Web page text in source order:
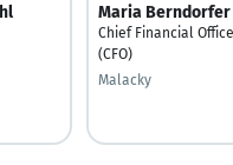
Maria Berndorfer
Chief Financial
(CFO)
Malacky